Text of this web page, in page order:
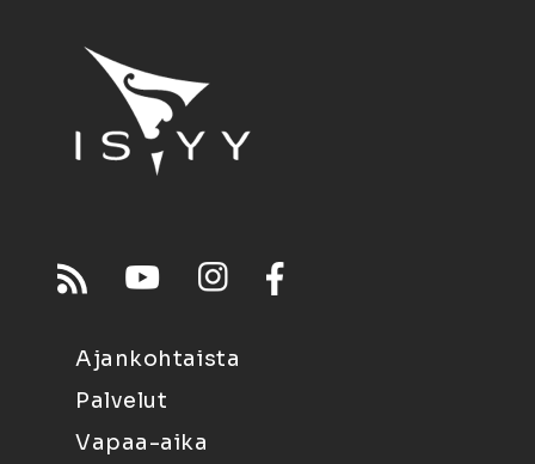
Ajankohtaista
Palvelut
Vapaa-aika